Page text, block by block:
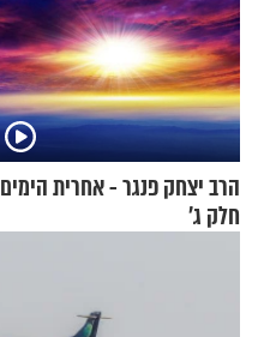
הרב יצחק פנגר - אחרית
חלק ג’